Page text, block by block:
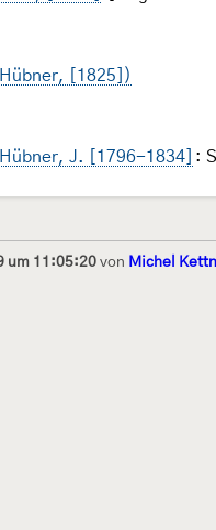
[1825])
Hübner, J. [1796-1834] :
um 11:05:20 von Michel